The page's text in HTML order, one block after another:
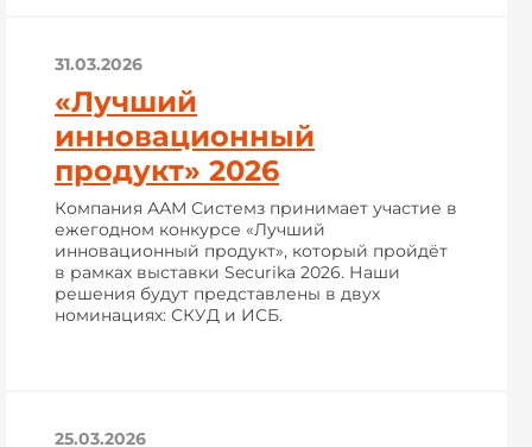
31.03.2026
«Лучший
инновационный
продукт» 2026
Компания ААМ Системз принимает участие в
ежегодном конкурсе «Лучший
инновационный продукт», который пройдёт
в рамках выставки Securika 2026. Наши
решения будут представлены в двух
номинациях: СКУД и ИСБ.
25.03.2026